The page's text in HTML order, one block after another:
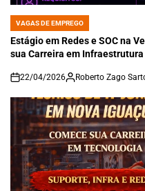
POSTED
IN
VAGAS DE EMPREGO
Estágio em Redes e SOC na
sua Carreira em
on
22/04/2026 Roberto Zago